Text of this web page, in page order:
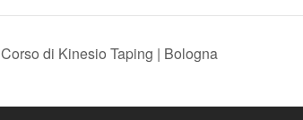
Corso di Kinesio Taping | Bologna